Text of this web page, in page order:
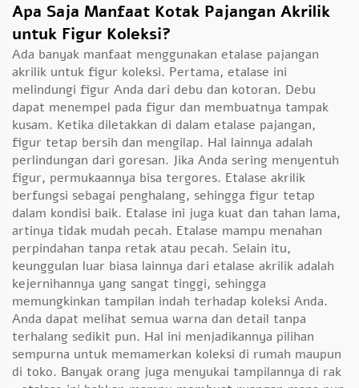
Apa Saja Manfaat Kotak Pajangan Akrilik
untuk Figur Koleksi?
Ada banyak manfaat menggunakan etalase pajangan
akrilik untuk figur koleksi. Pertama, etalase ini
melindungi figur Anda dari debu dan kotoran. Debu
dapat menempel pada figur dan membuatnya tampak
kusam. Ketika diletakkan di dalam etalase pajangan,
figur tetap bersih dan mengilap. Hal lainnya adalah
perlindungan dari goresan. Jika Anda sering menyentuh
figur, permukaannya bisa tergores. Etalase akrilik
berfungsi sebagai penghalang, sehingga figur tetap
dalam kondisi baik. Etalase ini juga kuat dan tahan lama,
artinya tidak mudah pecah. Etalase mampu menahan
perpindahan tanpa retak atau pecah. Selain itu,
keunggulan luar biasa lainnya dari etalase akrilik adalah
kejernihannya yang sangat tinggi, sehingga
memungkinkan tampilan indah terhadap koleksi Anda.
Anda dapat melihat semua warna dan detail tanpa
terhalang sedikit pun. Hal ini menjadikannya pilihan
sempurna untuk memamerkan koleksi di rumah maupun
di toko. Banyak orang juga menyukai tampilannya di rak